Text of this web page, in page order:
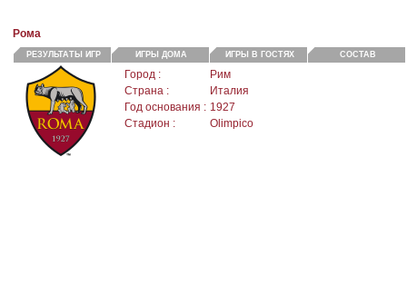
Рома
РЕЗУЛЬТАТЫ ИГР ИГРЫ ДОМА ИГРЫ В ГОСТЯХ СОСТАВ
Город :
Рим
Страна :
Италия
Год основания : 1927
Стадион :
Olimpico